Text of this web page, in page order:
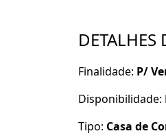
CRECI-PE 14254
81 99935-1570
Finalidade: P/
Disponibilidade:
Tipo: Casa de